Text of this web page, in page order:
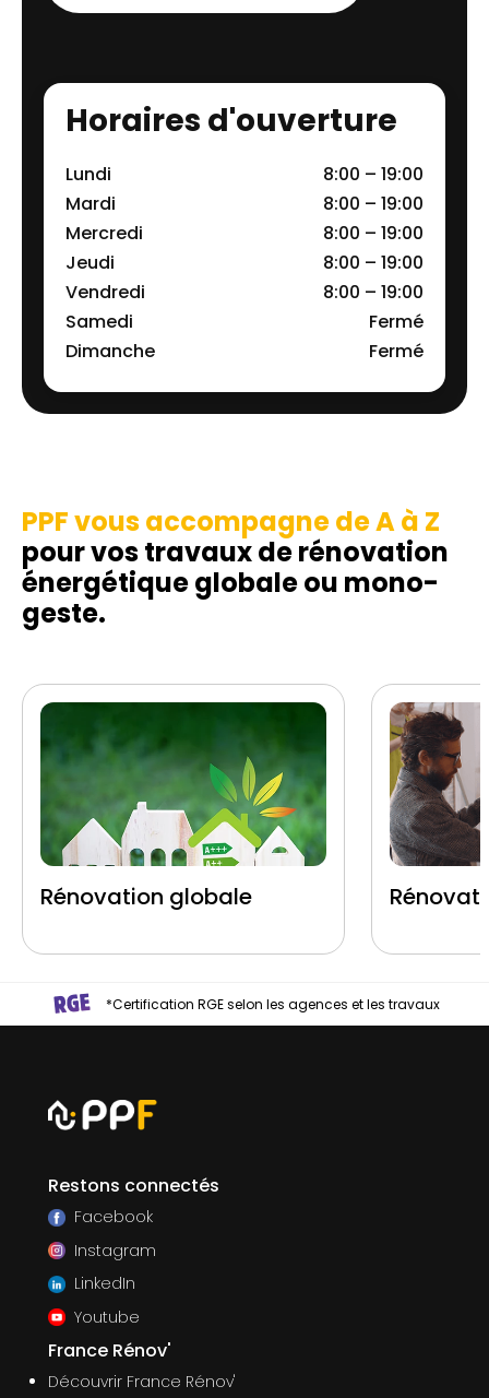
Horaires d'ouverture
Lundi
8:00 – 19:00
Mardi
8:00 – 19:00
Mercredi
8:00 – 19:00
Jeudi
8:00 – 19:00
Vendredi
8:00 – 19:00
Samedi
Fermé
Dimanche
Fermé
PPF vous accompagne de A à Z
pour vos travaux de rénovation
énergétique globale ou mono-
geste.
Rénovation globale
*Certification RGE selon les agences et les travaux
Restons connectés
Facebook
Instagram
LinkedIn
Youtube
France Rénov'
Découvrir France Rénov'